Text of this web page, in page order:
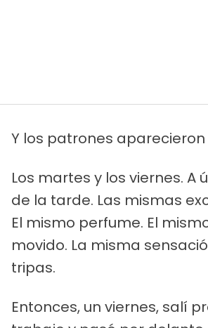
Y los patrones
Los martes y los viernes. A
de la tarde. Las mismas
El mismo perfume. El
movido. La misma
tripas.
Entonces, un viernes, salí